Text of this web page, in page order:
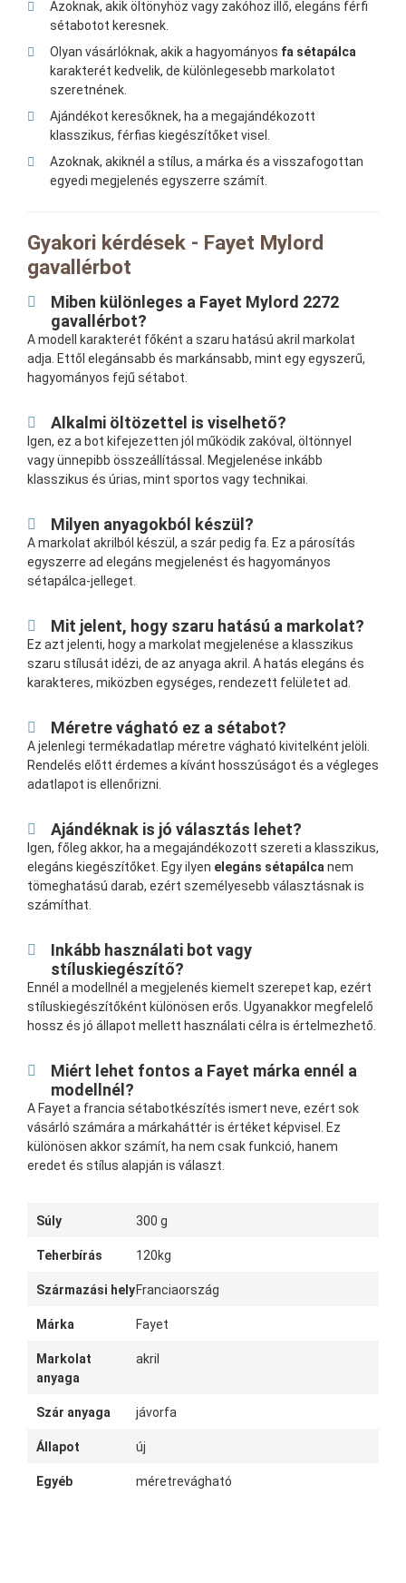
Azoknak, akik öltönyhöz vagy zakóhoz illő, elegáns férfi
sétabotot keresnek.
Olyan vásárlóknak, akik a hagyományos fa sétapálca
karakterét kedvelik, de különlegesebb markolatot
szeretnének.
Ajándékot keresőknek, ha a megajándékozott
klasszikus, férfias kiegészítőket visel.
Azoknak, akiknél a stílus, a márka és a visszafogottan
egyedi megjelenés egyszerre számít.
Gyakori kérdések - Fayet Mylord
gavallérbot
Miben különleges a Fayet Mylord 2272
gavallérbot?
A modell karakterét főként a szaru hatású akril markolat
adja. Ettől elegánsabb és markánsabb, mint egy egyszerű,
hagyományos fejű sétabot.
Alkalmi öltözettel is viselhető?
Igen, ez a bot kifejezetten jól működik zakóval, öltönnyel
vagy ünnepibb összeállítással. Megjelenése inkább
klasszikus és úrias, mint sportos vagy technikai.
Milyen anyagokból készül?
A markolat akrilból készül, a szár pedig fa. Ez a párosítás
egyszerre ad elegáns megjelenést és hagyományos
sétapálca-jelleget.
Mit jelent, hogy szaru hatású a markolat?
Ez azt jelenti, hogy a markolat megjelenése a klasszikus
szaru stílusát idézi, de az anyaga akril. A hatás elegáns és
karakteres, miközben egységes, rendezett felületet ad.
Méretre vágható ez a sétabot?
A jelenlegi termékadatlap méretre vágható kivitelként jelöli.
Rendelés előtt érdemes a kívánt hosszúságot és a végleges
adatlapot is ellenőrizni.
Ajándéknak is jó választás lehet?
Igen, főleg akkor, ha a megajándékozott szereti a klasszikus,
elegáns kiegészítőket. Egy ilyen elegáns sétapálca nem
tömeghatású darab, ezért személyesebb választásnak is
számíthat.
Inkább használati bot vagy
stíluskiegészítő?
Ennél a modellnél a megjelenés kiemelt szerepet kap, ezért
stíluskiegészítőként különösen erős. Ugyanakkor megfelelő
hossz és jó állapot mellett használati célra is értelmezhető.
Miért lehet fontos a Fayet márka ennél a
modellnél?
A Fayet a francia sétabotkészítés ismert neve, ezért sok
vásárló számára a márkaháttér is értéket képvisel. Ez
különösen akkor számít, ha nem csak funkció, hanem
eredet és stílus alapján is választ.
Súly 300 g
Teherbírás 120kg
Származási helyFranciaország
Márka Fayet
Markolat
anyaga
akril
Szár anyaga jávorfa
Állapot új
Egyéb méretrevágható